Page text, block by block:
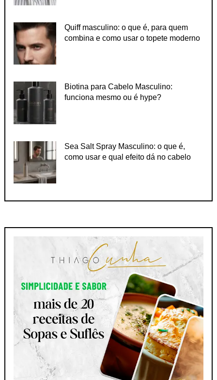
Quiff masculino: o que é, para quem
combina e como usar o topete moderno
Biotina para Cabelo Masculino:
funciona mesmo ou é hype?
Sea Salt Spray Masculino: o que é,
como usar e qual efeito dá no cabelo